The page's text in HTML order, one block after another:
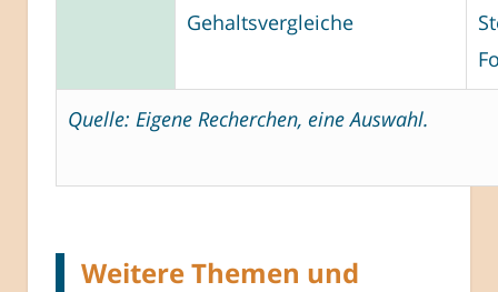
Gehaltsvergleiche
Quelle: Eigene Recherchen, eine Auswahl.
Weitere Themen und